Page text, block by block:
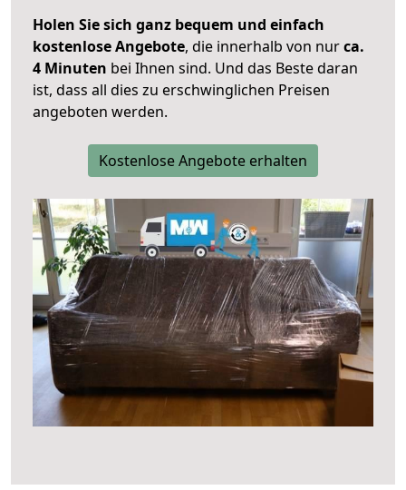
Holen Sie sich ganz bequem und einfach
kostenlose Angebote, die innerhalb von nurca.
4 Minuten bei Ihnen sind. Und das Beste daran
ist, dass all dies zu erschwinglichen Preisen
angeboten werden.
Kostenlose Angebote erhalten